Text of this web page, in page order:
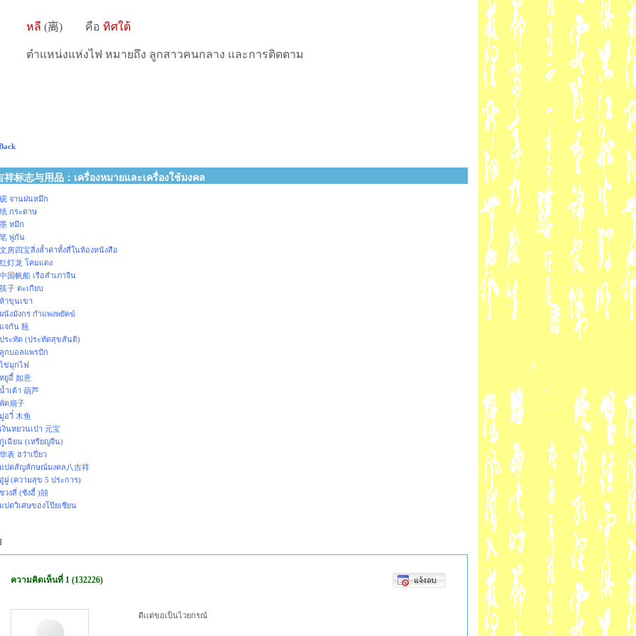
หลี (离) คือ ทิศใต้
ตำแหน่งแห่งไฟ หมายถึง ลูกสาวคนกลาง และการติดตาม
祥标志与用品：เครื่องหมายและเครื่องใช้มงคล
砚 จานฝนหมึก
纸 กระดาษ
墨 หมึก
笔 พู่กัน
文房四宝สิ่งล้ำค่าทั้งสี่ในห้องหนังสือ
红灯龙 โคมแดง
中国帆船 เรือสำเภาจีน
筷子 ตะเกียบ
ห้าขุนเขา
ผนังมังกร กำแพงพยัคฆ์
แจกัน 瓶
ประทัด (ประทัดสุขสันติ)
ลูกบอลแพรปัก
ไข่มุกไฟ
หยูอี้ 如意
น้ำเต้า 葫芦
พัด扇子
มู่อวี๋ 木鱼
เงินหยวนเป่า 元宝
กู่เฉียน (เหรียญจีน)
华表 ฮว๋าเปี่ยว
แปดสัญลักษณ์มงคล八吉祥
อู่ฝู (ความสุข 5 ประการ)
ซวงสี่ (ซังฮี้ )囍
แปดวิเศษของโป๊ยเซียน
ความคิดเห็นที่ 1 (132226)
ดีเเต่ขอเป็นไวยกรณ์